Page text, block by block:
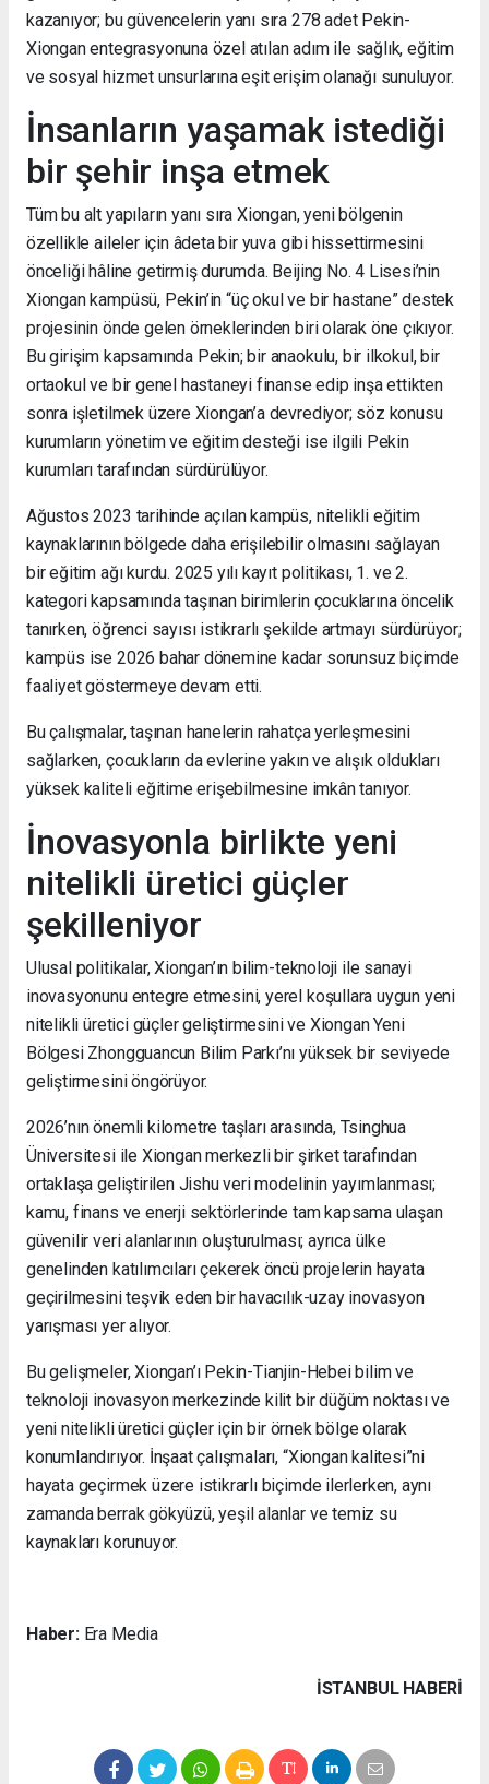
kazanıyor; bu güvencelerin yanı sıra 278 adet Pekin-
Xiongan entegrasyonuna özel atılan adım ile sağlık, eğitim
ve sosyal hizmet unsurlarına eşit erişim olanağı sunuluyor.
İnsanların yaşamak istediği
bir şehir inşa etmek
Tüm bu alt yapıların yanı sıra Xiongan, yeni bölgenin
özellikle aileler için âdeta bir yuva gibi hissettirmesini
önceliği hâline getirmiş durumda. Beijing No. 4 Lisesi’nin
Xiongan kampüsü, Pekin’in “üç okul ve bir hastane” destek
projesinin önde gelen örneklerinden biri olarak öne çıkıyor.
Bu girişim kapsamında Pekin; bir anaokulu, bir ilkokul, bir
ortaokul ve bir genel hastaneyi finanse edip inşa ettikten
sonra işletilmek üzere Xiongan’a devrediyor; söz konusu
kurumların yönetim ve eğitim desteği ise ilgili Pekin
kurumları tarafından sürdürülüyor.
Ağustos 2023 tarihinde açılan kampüs, nitelikli eğitim
kaynaklarının bölgede daha erişilebilir olmasını sağlayan
bir eğitim ağı kurdu. 2025 yılı kayıt politikası, 1. ve 2.
kategori kapsamında taşınan birimlerin çocuklarına öncelik
tanırken, öğrenci sayısı istikrarlı şekilde artmayı sürdürüyor;
kampüs ise 2026 bahar dönemine kadar sorunsuz biçimde
faaliyet göstermeye devam etti.
Bu çalışmalar, taşınan hanelerin rahatça yerleşmesini
sağlarken, çocukların da evlerine yakın ve alışık oldukları
yüksek kaliteli eğitime erişebilmesine imkân tanıyor.
İnovasyonla birlikte yeni
nitelikli üretici güçler
şekilleniyor
Ulusal politikalar, Xiongan’ın bilim-teknoloji ile sanayi
inovasyonunu entegre etmesini, yerel koşullara uygun yeni
nitelikli üretici güçler geliştirmesini ve Xiongan Yeni
Bölgesi Zhongguancun Bilim Parkı’nı yüksek bir seviyede
geliştirmesini öngörüyor.
2026’nın önemli kilometre taşları arasında, Tsinghua
Üniversitesi ile Xiongan merkezli bir şirket tarafından
ortaklaşa geliştirilen Jishu veri modelinin yayımlanması;
kamu, finans ve enerji sektörlerinde tam kapsama ulaşan
güvenilir veri alanlarının oluşturulması; ayrıca ülke
genelinden katılımcıları çekerek öncü projelerin hayata
geçirilmesini teşvik eden bir havacılık-uzay inovasyon
yarışması yer alıyor.
Bu gelişmeler, Xiongan’ı Pekin-Tianjin-Hebei bilim ve
teknoloji inovasyon merkezinde kilit bir düğüm noktası ve
yeni nitelikli üretici güçler için bir örnek bölge olarak
konumlandırıyor. İnşaat çalışmaları, “Xiongan kalitesi”ni
hayata geçirmek üzere istikrarlı biçimde ilerlerken, aynı
zamanda berrak gökyüzü, yeşil alanlar ve temiz su
kaynakları korunuyor.
Haber:Era Media
İSTANBUL HABERİ